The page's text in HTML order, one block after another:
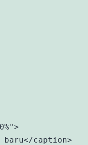
baru</caption>